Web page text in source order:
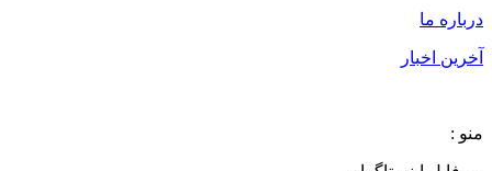
درباره ما
آخرین اخبار
منو :